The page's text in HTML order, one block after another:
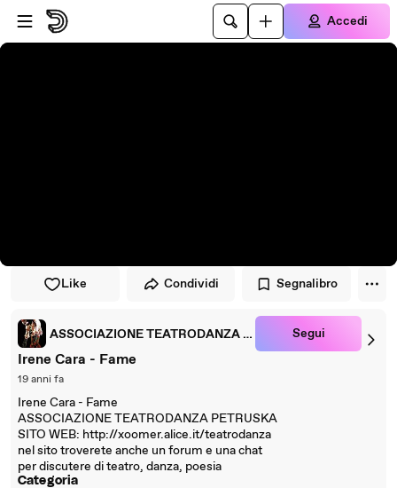
Vai al lettore
Passa al contenuto principale
Accedi
Like Condividi Segnalibro
ASSOCIAZIONE TEATRODANZA PETRUSKA Segui
Irene Cara - Fame
19 anni fa
Irene Cara - Fame
ASSOCIAZIONE TEATRODANZA PETRUSKA
SITO WEB: http://xoomer.alice.it/teatrodanza
nel sito troverete anche un forum e una chat
per discutere di teatro, danza, poesia
Categoria